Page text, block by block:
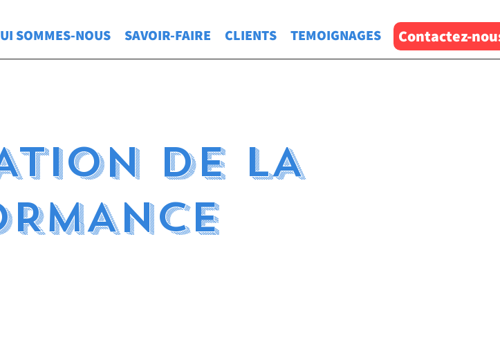
SOMMES-NOUS SAVOIR-FAIRE CLIENTS TEMOIGNAGES Contactez-
DE LA